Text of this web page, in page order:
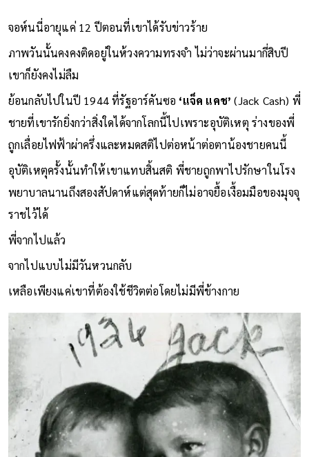
จอห์นนี่อายุแค่ 12 ปีตอนที่เขาได้รับข่าวร้าย
ภาพวันนั้นคงคงติดอยู่ในห้วงความทรงจำ ไม่ว่าจะผ่านมากี่สิบปี
เขาก็ยังคงไม่ลืม
ย้อนกลับไปในปี 1944 ที่รัฐอาร์คันซอ‘แจ็ค แคช’(Jack Cash) พี่
ชายที่เขารักยิ่งกว่าสิ่งใดได้จากโลกนี้ไปเพราะอุบัติเหตุ ร่างของพี่
ถูกเลื่อยไฟฟ้าผ่าครึ่งและหมดสติไปต่อหน้าต่อตาน้องชายคนนี้
อุบัติเหตุครั้งนั้นทำให้เขาแทบสิ้นสติ พี่ชายถูกพาไปรักษาในโรง
พยาบาลนานถึงสองสัปดาห์แต่สุดท้ายก็ไม่อาจยื้อเงื้อมมือของมุจจุ
ราชไว้ได้
พี่จากไปแล้ว
จากไปแบบไม่มีวันหวนกลับ